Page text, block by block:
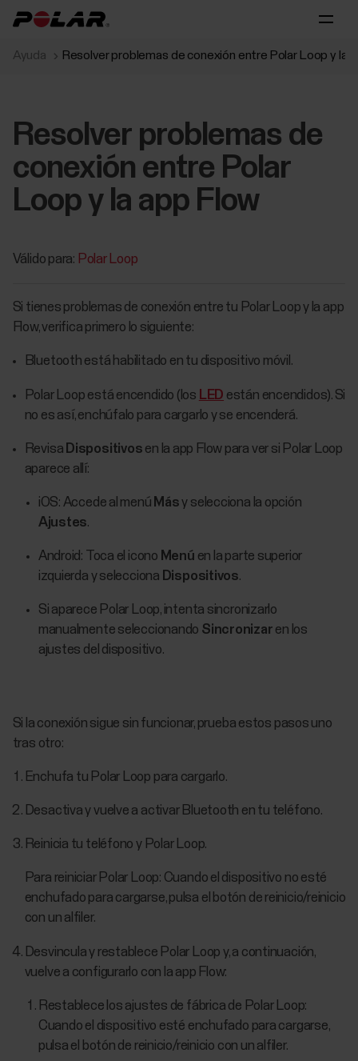
Ayuda Resolver problemas de conexión entre Polar Loop y la
Resolver problemas de
conexión entre Polar
Loop y la app Flow
Válido para: Polar Loop
Si tienes problemas de conexión entre tu Polar Loop y la app
Flow, verifica primero lo siguiente:
Bluetooth está habilitado en tu dispositivo móvil.
Polar Loop está encendido (los LED están encendidos). Si
no es así, enchúfalo para cargarlo y se encenderá.
Revisa Dispositivos en la app Flow para ver si Polar Loop
aparece allí:
iOS: Accede al menú Másy selecciona la opción
Ajustes.
Android: Toca el icono Menú en la parte superior
izquierda y selecciona Dispositivos.
Si aparece Polar Loop, intenta sincronizarlo
manualmente seleccionando Sincronizar en los
ajustes del dispositivo.
Si la conexión sigue sin funcionar, prueba estos pasos uno
tras otro:
Enchufa tu Polar Loop para cargarlo.
Desactiva y vuelve a activar Bluetooth en tu teléfono.
Reinicia tu teléfono y Polar Loop.
Para reiniciar Polar Loop: Cuando el dispositivo no esté
enchufado para cargarse, pulsa el botón de reinicio/reinicio
con un alfiler.
Desvincula y restablece Polar Loop y, a continuación,
vuelve a configurarlo con la app Flow:
Restablece los ajustes de fábrica de Polar Loop:
Cuando el dispositivo esté enchufado para cargarse,
pulsa el botón de reinicio/reinicio con un alfiler.